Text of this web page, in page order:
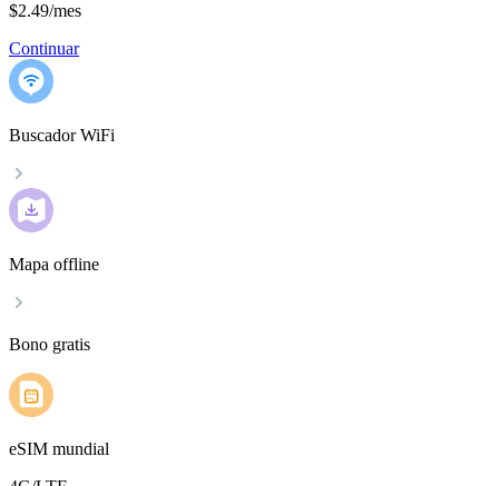
$2.49/mes
Continuar
Buscador WiFi
Mapa offline
Bono gratis
eSIM mundial